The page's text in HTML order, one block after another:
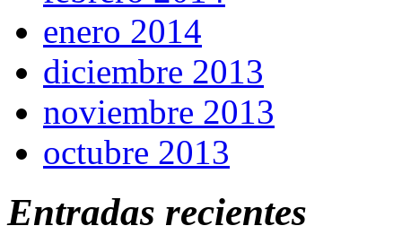
enero 2014
diciembre 2013
noviembre 2013
octubre 2013
Entradas recientes